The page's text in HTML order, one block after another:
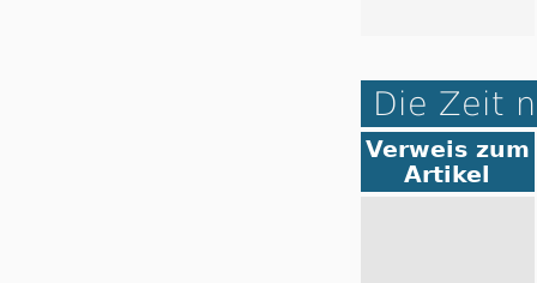
Die Zeit
Verweis zum
Artikel